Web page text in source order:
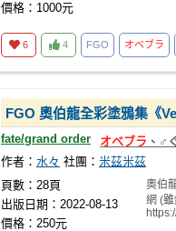
價格：1000元
6 4 FGO オベブラ
FGO 奧伯龍全彩塗鴉集《
fate/grand order オベブラ 、♂
作者： 水々 社團： 米茲米茲
頁數：28頁
出版日期：2022-08-13
價格：250元
奧伯
網 (